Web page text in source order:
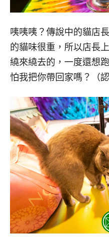
咦咦咦？傳說中的貓店
的貓味很重，所以店長
繞來繞去的，一度還想
怕我把你帶回家嗎？（